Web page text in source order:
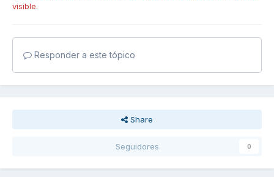
visible.
Responder a este tópico
Share
Seguidores 0